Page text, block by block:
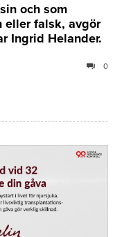
och som
eller falsk, avgör
Ingrid Helander.
0